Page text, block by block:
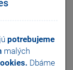
potrebujeme
malých
Dbáme
nelze čárový kód
rozhraní.
čtečku čárových kódů